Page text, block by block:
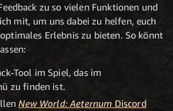
zu so vielen Funktionen und
mit, um uns dabei zu helfen, euch
Erlebnis zu bieten. So könnt
Tool im Spiel, das im
zu finden ist.
New World: Aeternum Discord